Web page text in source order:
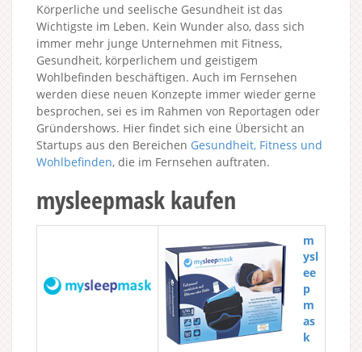
Körperliche und seelische Gesundheit ist das
Wichtigste im Leben. Kein Wunder also, dass sich
immer mehr junge Unternehmen mit Fitness,
Gesundheit, körperlichem und geistigem
Wohlbefinden beschäftigen. Auch im Fernsehen
werden diese neuen Konzepte immer wieder gerne
besprochen, sei es im Rahmen von Reportagen oder
Gründershows. Hier findet sich eine Übersicht an
Startups aus den Bereichen Gesundheit, Fitness und
Wohlbefinden, die im Fernsehen auftraten.
mysleepmask kaufen
m
ysl
ee
p
m
as
k